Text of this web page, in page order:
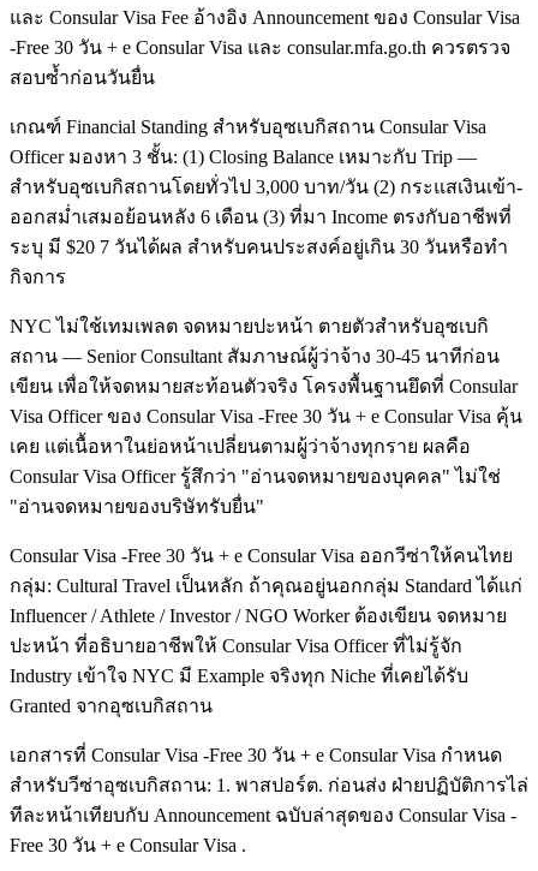
และ Consular Visa Fee อ้างอิง Announcement ของ Consular Visa
-Free 30 วัน + e Consular Visa และ consular.mfa.go.th ควรตรวจ
สอบซ้ำก่อนวันยื่น
เกณฑ์ Financial Standing สำหรับอุซเบกิสถาน Consular Visa
Officer มองหา 3 ชั้น: (1) Closing Balance เหมาะกับ Trip —
สำหรับอุซเบกิสถานโดยทั่วไป 3,000 บาท/วัน (2) กระแสเงินเข้า-
ออกสม่ำเสมอย้อนหลัง 6 เดือน (3) ที่มา Income ตรงกับอาชีพที่
ระบุ มี $20 7 วันได้ผล สำหรับคนประสงค์อยู่เกิน 30 วันหรือทำ
กิจการ
NYC ไม่ใช้เทมเพลต จดหมายปะหน้า ตายตัวสำหรับอุซเบกิ
สถาน — Senior Consultant สัมภาษณ์ผู้ว่าจ้าง 30-45 นาทีก่อน
เขียน เพื่อให้จดหมายสะท้อนตัวจริง โครงพื้นฐานยึดที่ Consular
Visa Officer ของ Consular Visa -Free 30 วัน + e Consular Visa คุ้น
เคย แต่เนื้อหาในย่อหน้าเปลี่ยนตามผู้ว่าจ้างทุกราย ผลคือ
Consular Visa Officer รู้สึกว่า "อ่านจดหมายของบุคคล" ไม่ใช่
"อ่านจดหมายของบริษัทรับยื่น"
Consular Visa -Free 30 วัน + e Consular Visa ออกวีซ่าให้คนไทย
กลุ่ม: Cultural Travel เป็นหลัก ถ้าคุณอยู่นอกกลุ่ม Standard ได้แก่
Influencer / Athlete / Investor / NGO Worker ต้องเขียน จดหมาย
ปะหน้า ที่อธิบายอาชีพให้ Consular Visa Officer ที่ไม่รู้จัก
Industry เข้าใจ NYC มี Example จริงทุก Niche ที่เคยได้รับ
Granted จากอุซเบกิสถาน
เอกสารที่ Consular Visa -Free 30 วัน + e Consular Visa กำหนด
สำหรับวีซ่าอุซเบกิสถาน: 1. พาสปอร์ต. ก่อนส่ง ฝ่ายปฏิบัติการไล่
ทีละหน้าเทียบกับ Announcement ฉบับล่าสุดของ Consular Visa -
Free 30 วัน + e Consular Visa .